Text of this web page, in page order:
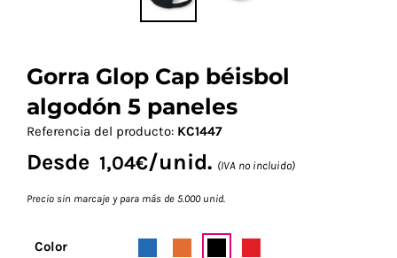
Gorra Glop Cap béisbol
algodón 5 paneles
Referencia del producto: KC1447
Desde 1,04€/unid. (IVA no incluido)
Precio sin marcaje y para más de 5.000 unid.
Color